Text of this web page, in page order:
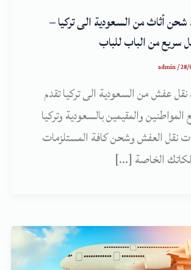
أثاث من السعودية الى تركيا –
سريع من الباب للباب
admin/28/
عفش من السعودية الى تركيا تقدم
والمقيمين بالسعودية وتركيا
نقل العفش وشحن كافة المستلزمات
الخاصة […]